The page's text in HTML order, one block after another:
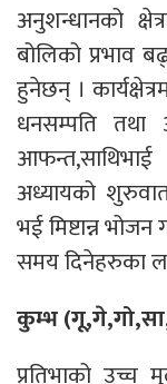
अनुशन्धानको
बोलिको प्रभाव
हुनेछन् ।
धनसम्पति
अध्यायको
भई मिष्टान्न भोजन
समय दिनेहरुका
कुम्भ
प्रतिभाको